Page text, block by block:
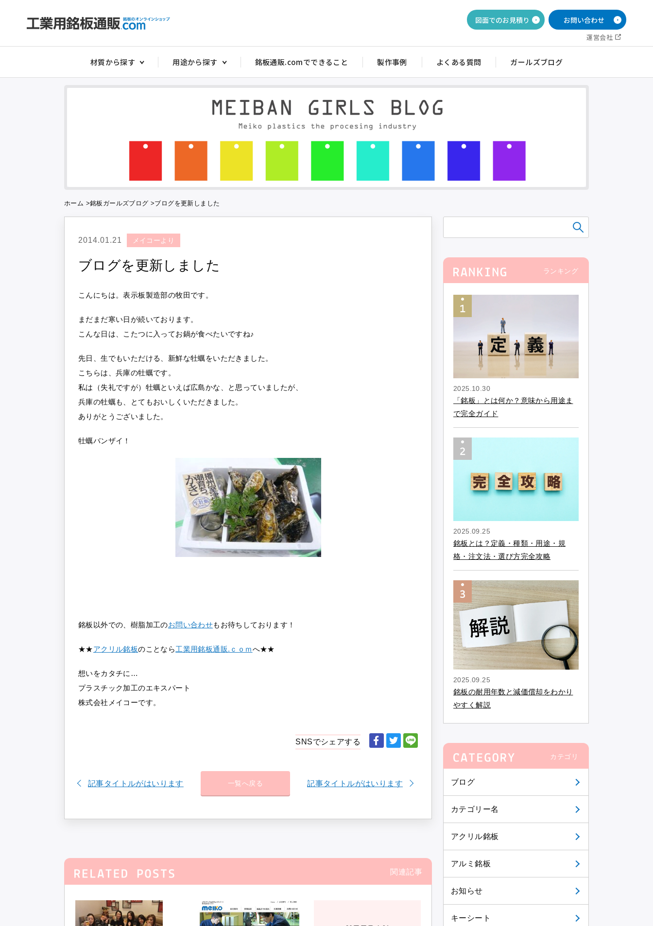
図面でのお見積り お問い合わせ
運営会社
材質から探す
非常停止銘板
アクリルスイッチ銘板
アクリルダルマ銘板 PW型
アクリル注意銘板
アクリル部品目盛彫刻
アクリルダルマ（メガネ）銘板 PW型
アクリル注意銘板
アクリルスイッチ銘板
アクリルバルブ銘板
用途から探す 銘板通販.comでできること 製作事例 よくある質問 ガールズブログ
ランキング
2025.10.30
「銘板」とは何か？意味から用途ま
で完全ガイド
2025.09.25
銘板とは？定義・種類・用途・規
格・注文法・選び方完全攻略
2025.09.25
銘板の耐用年数と減価償却をわかり
やすく解説
カテゴリ
ブログ
カテゴリー名
アクリル銘板
アルミ銘板
お知らせ
キーシート
ホーム >銘板ガールズブログ >ブログを更新しました
2014.01.21 メイコーより
ブログを更新しました
こんにちは。表示板製造部の牧田です。
まだまだ寒い日が続いております。
こんな日は、こたつに入ってお鍋が食べたいですね♪
先日、生でもいただける、新鮮な牡蠣をいただきました。
こちらは、兵庫の牡蠣です。
私は（失礼ですが）牡蠣といえば広島かな、と思っていましたが、
兵庫の牡蠣も、とてもおいしくいただきました。
ありがとうございました。
牡蠣バンザイ！
銘板以外での、樹脂加工のお問い合わせもお待ちしております！
★★アクリル銘板のことなら工業用銘板通販.ｃｏｍへ★★
想いをカタチに…
プラスチック加工のエキスパート
株式会社メイコーです。
SNSでシェアする
記事タイトルがはいります 一覧へ戻る 記事タイトルがはいります
関連記事